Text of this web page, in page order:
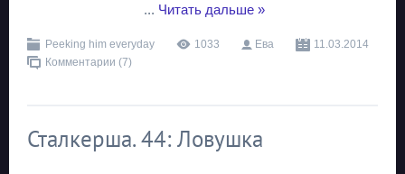
... Читать дальше »
Peeking him everyday 1033 Ева
11.03.2014
Комментарии (7)
Сталкерша. 44: Ловушка